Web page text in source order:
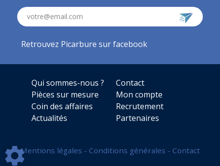
Qui sommes-nous ?
Contact
Pièces sur mesure
Mon compte
Coin des affaires
Recrutement
Actualités
Partenaires
Mentions légales - Conditions générales - Contact
votre@email.com
Retrouvez Picarbure sur facebook